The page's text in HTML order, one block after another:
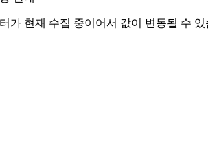
가 현재 수집 중이어서 값이 변동될 수 있